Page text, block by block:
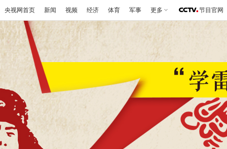
央视网首页 新闻 视频 经济 体育 军事 更多 节目官网